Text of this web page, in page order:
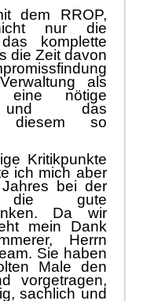
dem RROP,
nur die
komplette
die Zeit davon
als
eine nötige
und das
so
Kritikpunkte
ich mich aber
bei der
gute
Da wir
mein Dank
merer, Herrn
Sie haben
Male den
vorgetragen,
sachlich und